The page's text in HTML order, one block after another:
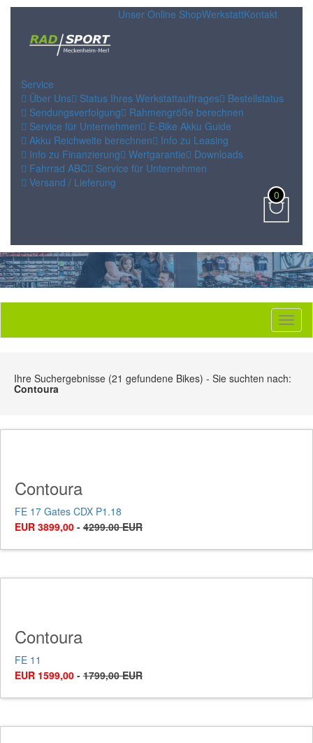
Unser Online ShopWerkstattKontakt
Service
Über Uns
Status Ihres Werkstattauftrages
Bestellstatus
Sendungsverfolgung
Rahmengröße berechnen
Service für Unternehmen
E-Bike Akku Guide
Akku Reichweite berechnen
Info zu Leasing
Info zu Finanzierung
Wertgarantie
Downloads
Fahrrad ABC
Service für Unternehmen
Versand / Lieferung
0
Ihre Suchergebnisse (21 gefundene Bikes) - Sie suchten nach:
Contoura
Contoura
FE 17 Gates CDX P1.18
EUR 3899,00 - 4299.00 EUR
Contoura
FE 11
EUR 1599,00 - 1799,00 EUR